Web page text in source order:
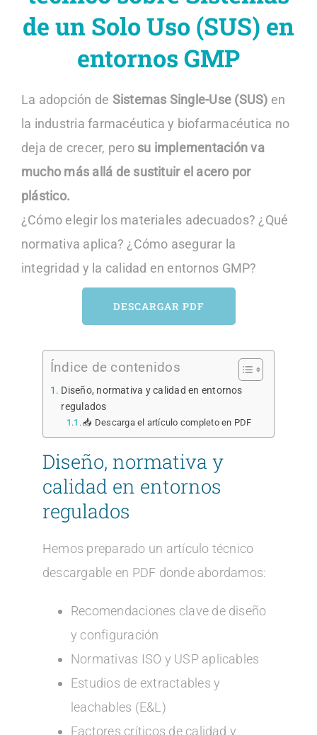
Español
de un Solo Uso (SUS) en
entornos GMP
La adopción de Sistemas Single-Use (SUS) en
la industria farmacéutica y biofarmacéutica no
deja de crecer, pero su implementación va
mucho más allá de sustituir el acero por
plástico.
¿Cómo elegir los materiales adecuados? ¿Qué
normativa aplica? ¿Cómo asegurar la
integridad y la calidad en entornos GMP?
DESCARGAR PDF
Índice de contenidos
Diseño, normativa y calidad en entornos
regulados
📥 Descarga el artículo completo en PDF
Diseño, normativa y
calidad en entornos
regulados
Hemos preparado un artículo técnico
descargable en PDF donde abordamos:
Recomendaciones clave de diseño
y configuración
Normativas ISO y USP aplicables
Estudios de extractables y
leachables (E&L)
Factores críticos de calidad y